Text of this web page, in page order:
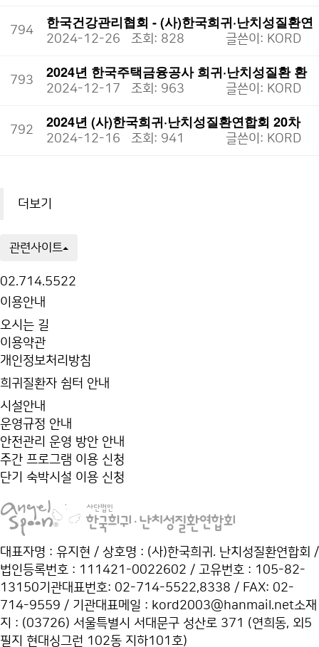
794
한국건강관리협회 - (사)한국희귀·난치성질환연
합회 의료…
인기 첨부
2024-12-26 조회: 828 글쓴이: KORD
793
2024년 한국주택금융공사 희귀·난치성질환 환
우가정 지…
인기 첨부
2024-12-17 조회: 963 글쓴이: KORD
792
2024년 (사)한국희귀·난치성질환연합회 20차
지원사…
인기 첨부
2024-12-16 조회: 941 글쓴이: KORD
더보기
관련사이트
02.714.5522
이용안내
오시는 길
이용약관
개인정보처리방침
희귀질환자 쉼터 안내
시설안내
운영규정 안내
안전관리 운영 방안 안내
주간 프로그램 이용 신청
단기 숙박시설 이용 신청
대표자명 : 유지현 / 상호명 : (사)한국희귀. 난치성질환연합회 /
법인등록번호 : 111421-0022602 / 고유번호 : 105-82-
13150기관대표번호: 02-714-5522,8338 / FAX: 02-
714-9559 / 기관대표메일 : kord2003@hanmail.net소재
지 : (03726) 서울특별시 서대문구 성산로 371 (연희동, 외5
필지 현대싱그런 102동 지하101호)